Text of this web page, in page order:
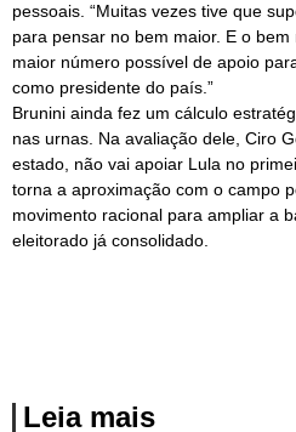
pessoais. “Muitas vezes tive que
para pensar no bem maior. E o
maior número possível de apoio
como presidente do país.”
Brunini ainda fez um cálculo
nas urnas. Na avaliação dele, Ciro
estado, não vai apoiar Lula no
torna a aproximação com o campo
movimento racional para ampliar a
eleitorado já consolidado.
Leia mais